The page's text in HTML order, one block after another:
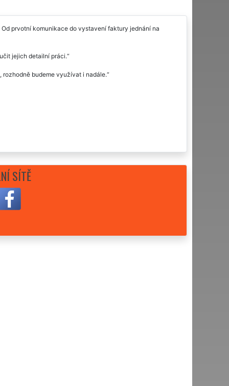
prvotní komunikace do vystavení faktury jednání na
jejich detailní práci.
budeme využívat i nadále.
SÍTĚ